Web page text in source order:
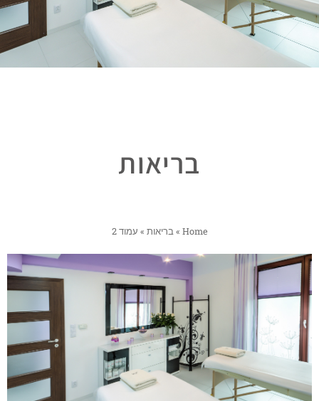
בריאות
Home
» בריאות » עמוד 2